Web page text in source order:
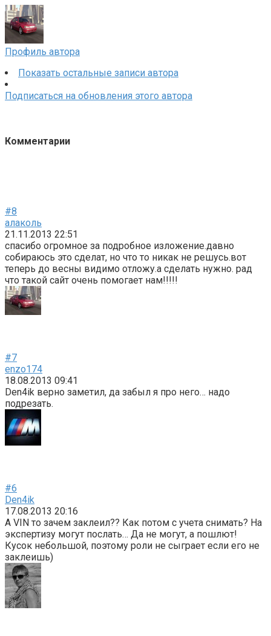
Профиль автора
Показать остальные записи автора
Подписаться на обновления этого автора
Комментарии
#8
алаколь
21.11.2013 22:51
спасибо огромное за подробное изложение.давно
собираюсь это сделат, но что то никак не решусь.вот
теперь до весны видимо отложу.а сделать нужно. рад
что такой сайт очень помогает нам!!!!!
#7
enzo174
18.08.2013 09:41
Den4ik верно заметил, да забыл я про него… надо
подрезать.
#6
Den4ik
17.08.2013 20:16
А VIN то зачем заклеил?? Как потом с учета снимать? На
экспертизу могут послать… Да не могут, а пошлют!
Кусок небольшой, поэтому роли не сыграет если его не
заклеишь)